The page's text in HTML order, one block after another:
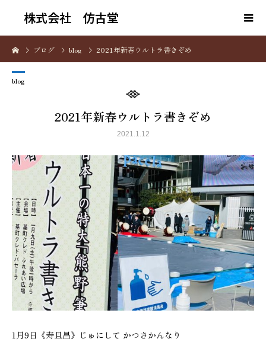
株式会社 仿古堂
ブログ blog 2021年新春ウルトラ書きぞめ
blog
2021年新春ウルトラ書きぞめ
2021.1.12
1月9日《寿且昌》じゅにして かつさかんなり